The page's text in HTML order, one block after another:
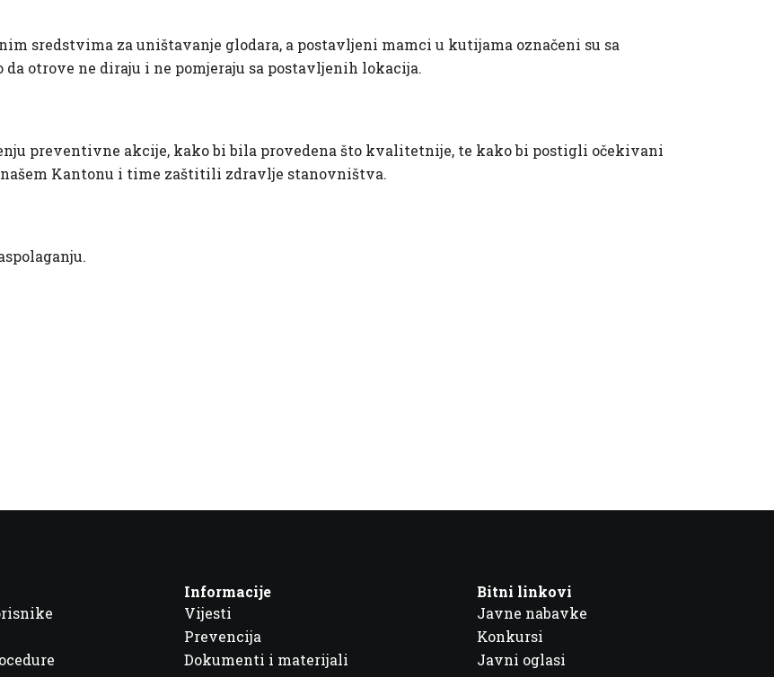
sredstvima za uništavanje glodara, a postavljeni mamci u kutijama označeni su sa
da otrove ne diraju i ne pomjeraju sa postavljenih lokacija.
preventivne akcije, kako bi bila provedena što kvalitetnije, te kako bi postigli očekivani
Kantonu i time zaštitili zdravlje stanovništva.
Informacije
Vijesti
Prevencija
Dokumenti i materijali
Bitni linkovi
Javne nabavke
Konkursi
Javni oglasi